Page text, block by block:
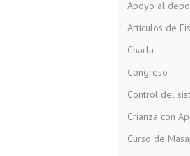
Apoyo al
Artículos de
Charla
Congreso
Control del
Crianza con
Curso de